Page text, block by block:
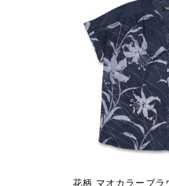
花柄 マオカラーブ